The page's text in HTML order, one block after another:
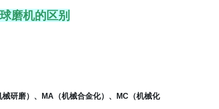
磨机的区别
研磨）、MA（机械合金化）、MC（机械化